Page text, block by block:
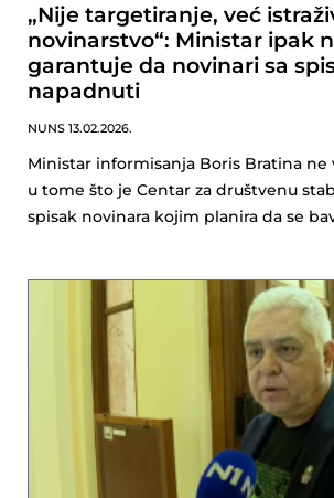
„Nije targetiranje, već
novinarstvo“: Ministar ipak
garantuje da novinari sa
napadnuti
NUNS 13.02.2026.
Ministar informisanja Boris Bratina
u tome što je Centar za društvenu
spisak novinara kojim planira da se